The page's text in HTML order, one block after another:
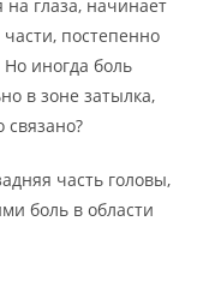
глаза, начинает
постепенно
Но иногда боль
в зоне затылка,
часть головы,
боль в области